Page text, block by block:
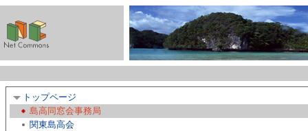
トップページ
島高同窓会事務局
関東島高会